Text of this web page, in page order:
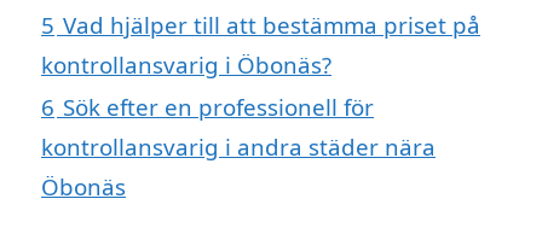
5 Vad hjälper till att bestämma priset på
kontrollansvarig i Öbonäs?
6 Sök efter en professionell för
kontrollansvarig i andra städer nära
Öbonäs